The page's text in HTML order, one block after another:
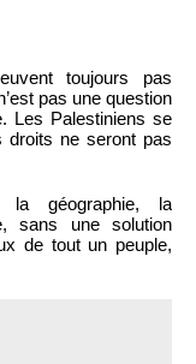
toujours pas
pas une question
Les Palestiniens se
droits ne seront pas
la géographie, la
sans une solution
de tout un peuple,